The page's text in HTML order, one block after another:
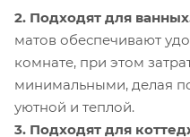
2. Подходят для
матов обеспечивают
комнате, при этом
минимальными, делая
уютной и теплой.
3. Подходят для